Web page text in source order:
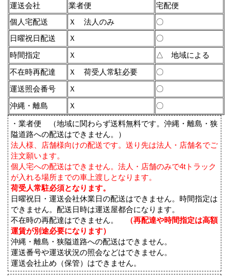
運送会社 業者便
宅配便
個人宅配送
Ｘ 法人のみ
〇
日曜祝日配送
Ｘ
〇
時間指定
Ｘ
△ 地域による
不在時再配達
Ｘ 荷受人常駐必要
〇
運送照会番号
Ｘ
〇
沖縄・離島
Ｘ 〇
・業者便 （地域に関わらず送料無料です。沖縄・離島・狭
隘道路への配送はできません。）
法人様、店舗様向けの配送です。送り先は法人・店舗名でご
注文願います。
個人宅への配送はできません。法人・店舗のみで4tトラック
が入れる場所までの車上渡しとなります。
荷受人常駐必須となります。
日曜祝日・運送会社休業日の配送はできません。時間指定は
できません。配送日時は運送屋都合になります。
不在時の再配達はできません。
（再配達や時間指定は高額
運賃が別途必要になります）
沖縄・離島・狭隘道路への配送はできません。
運送番号や運送状況の照会などはできません。
運送会社止め（保管）はできません。